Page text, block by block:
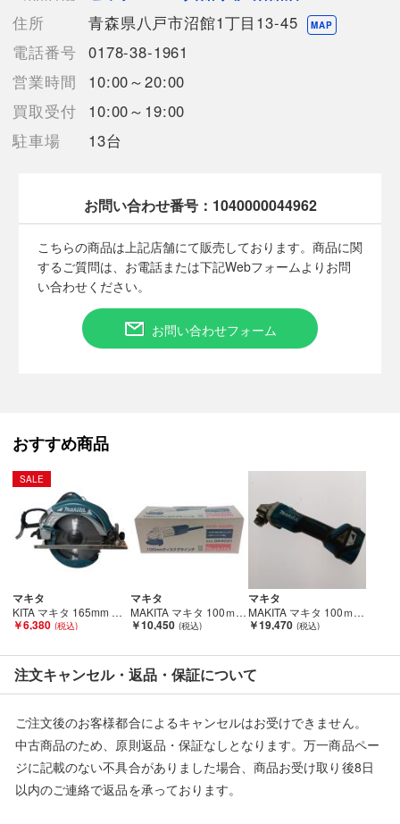
【こちらの商品は在庫連動システムを導入し、店頭や他ネットシ
ョップと併売を行なっておりますが、
タイミングによりシステムの反映が間に合わず欠品となってしま
う場合がございます。
売切れの場合は、ご購入をキャンセルさせていただく場合がござ
います。】
■状態等は画像をご確認・ご参照下さい。
こちらの商品はお客様から買取させていただいた商品であり、
人の手を経た商品です。
■弊社（株式会社オカモト）を装った偽装サイトにご注意くださ
弊社（株式会社オカモト）の商品画像や文章を無断盗用した『偽
装サイト』を確認しておりますが、
住所
青森県八戸市沼館1丁目13-45 MAP
電話番号 0178-38-1961
営業時間
10:00～20:00
買取受付
10:00～19:00
駐車場
13台
お問い合わせ番号： 1040000044962
こちらの商品は上記店舗にて販売しております。商品に関
するご質問は、お電話または下記Webフォームよりお問
い合わせください。
お問い合わせフォーム
おすすめ商品
SALE
マキタ
KITA マキタ 165mm マルノコ 5637BA Cランク
￥6,380
マキタ
MAKITA マキタ 100ｍｍディスクグラインダ GA4031 Sランク
￥10,450
マキタ
MAKITA マキタ 100ｍｍ充電式ディスクグラインダ GA412D 本体のみ Cランク
￥19,470
注文キャンセル・返品・保証について
ご注文後のお客様都合によるキャンセルはお受けできません。
中古商品のため、原則返品・保証なしとなります。万一商品ペー
ジに記載のない不具合がありました場合、商品お受け取り後8日
以内のご連絡で返品を承っております。